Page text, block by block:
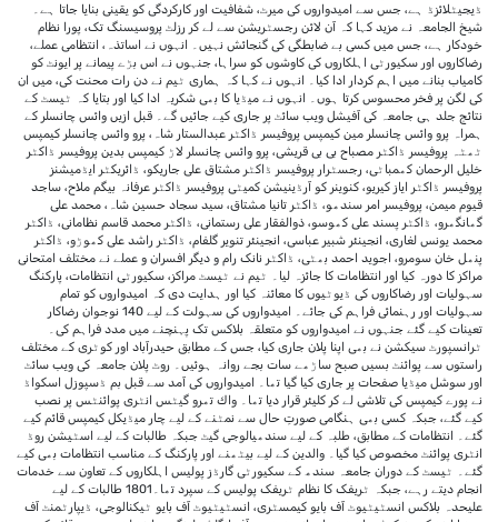
ڈیجیٹلائزڈ ہے، جس سے امیدواروں کی میرٹ، شفافیت اور کارکردگی کو یقینی بنایا جاتا ہے۔
شیخ الجامعہ نے مزید کہا کہ آن لائن رجسٹریشن سے لے کر رزلٹ پروسیسنگ تک، پورا نظام
خودکار ہے، جس میں کسی بے ضابطگی کی گنجائش نہیں۔ انہوں نے اساتذہ، انتظامی عملے،
رضاکاروں اور سکیورٹی اہلکاروں کی کاوشوں کو سراہا، جنہوں نے اس بڑے پیمانے پر ایونٹ کو
کامیاب بنانے میں اہم کردار ادا کیا۔ انہوں نے کہا کہ ہماری ٹیم نے دن رات محنت کی، میں ان
کی لگن پر فخر محسوس کرتا ہوں۔ انہوں نے میڈیا کا بھی شکریہ ادا کیا اور بتایا کہ ٹیسٹ کے
نتائج جلد ہی جامعہ کی آفیشل ویب سائٹ پر جاری کیے جائیں گے۔ قبل ازیں وائس چانسلر کے
ہمراہ پرو وائس چانسلر مین کیمپس پروفیسر ڈاکٹر عبدالستار شاہ، پرو وائس چانسلر کیمپس
ٹھٹہ پروفیسر ڈاکٹر مصباح بی بی قریشی، پرو وائس چانسلر لاڑ کیمپس بدین پروفیسر ڈاکٹر
خلیل الرحمان کھمباٹی، رجسٹرار پروفیسر ڈاکٹر مشتاق علی جاریکو، ڈائریکٹر ایڈمیشنز
پروفیسر ڈاکٹر ایاز کیریو، کنوینر کو آرڈینیشن کمیٹی پروفیسر ڈاکٹر عرفانہ بیگم ملاح، ساجد
قیوم میمن، پروفیسر امر سندھو، ڈاکٹر تانیا مشتاق، سید سجاد حسین شاہ، محمد علی
گھانگھرو، ڈاکٹر پسند علی کھوسو، ذوالفقار علی رستمانی، ڈاکٹر محمد قاسم نظامانی، ڈاکٹر
محمد یونس لغاری، انجینئر شبیر عباسی، انجینئر تنویر گلفام، ڈاکٹر راشد علی کھوڑو، ڈاکٹر
پنھل خان سومرو، اجوید احمد بھٹی، ڈاکٹر نانک رام و دیگر افسران و عملے نے مختلف امتحانی
مراکز کا دورہ کیا اور انتظامات کا جائزہ لیا۔ ٹیم نے ٹیسٹ مراکز، سکیورٹی انتظامات، پارکنگ
سہولیات اور رضاکاروں کی ڈیوٹیوں کا معائنہ کیا اور ہدایت دی کہ امیدواروں کو تمام
سہولیات اور رہنمائی فراہم کی جائے۔ امیدواروں کی سہولت کے لیے 140 نوجوان رضاکار
تعینات کیے گئے جنہوں نے امیدواروں کو متعلقہ بلاکس تک پہنچنے میں مدد فراہم کی۔
ٹرانسپورٹ سیکشن نے بھی اپنا پلان جاری کیا، جس کے مطابق حیدرآباد اور کوٹری کے مختلف
راستوں سے پوائنٹ بسیں صبح ساڑھے سات بجے روانہ ہوئیں۔ روٹ پلان جامعہ کی ویب سائٹ
اور سوشل میڈیا صفحات پر جاری کیا گیا تھا۔ امیدواروں کی آمد سے قبل بم ڈسپوزل اسکواڈ
نے پورے کیمپس کی تلاشی لے کر کلیئر قرار دیا تھا۔ واك تھرو گیٹس انٹری پوائنٹس پر نصب
کیے گئے، جبکہ کسی بھی ہنگامی صورتِ حال سے نمٹنے کے لیے چار میڈیکل کیمپس قائم کیے
گئے۔ انتظامات کے مطابق، طلبہ کے لیے سندھیالوجی گیٹ جبکہ طالبات کے لیے اسٹیشن روڈ
انٹری پوائنٹ مخصوص کیا گیا۔ والدین کے لیے بیٹھنے اور پارکنگ کے مناسب انتظامات بھی کیے
گئے۔ ٹیسٹ کے دوران جامعہ سندھ کے سکیورٹی گارڈز پولیس اہلکاروں کے تعاون سے خدمات
انجام دیتے رہے، جبکہ ٹریفک کا نظام ٹریفک پولیس کے سپرد تھا۔1801 طالبات کے لیے
علیحدہ بلاکس انسٹیٹیوٹ آف بایو کیمسٹری، انسٹیٹیوٹ آف بایو ٹیکنالوجی، ڈیپارٹمنٹ آف